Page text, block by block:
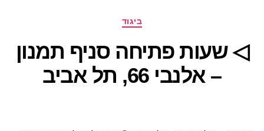
קטגוריותביגוד
◁ שעות פתיחה סניף תמנון
– אלנבי 66, תל אביב